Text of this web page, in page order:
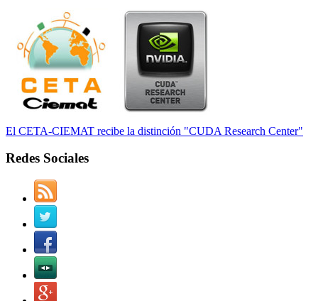
El CETA-CIEMAT recibe la distinción "CUDA Research Center"
Redes Sociales